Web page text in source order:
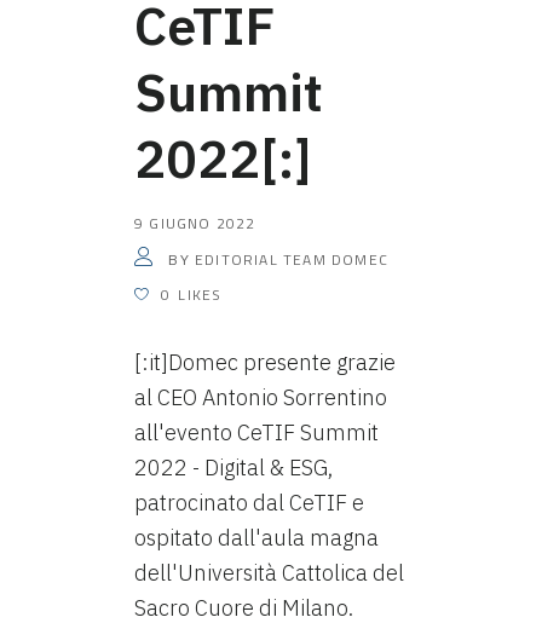
CeTIF
Summit
2022[:]
9 GIUGNO 2022
BY EDITORIAL TEAM DOMEC
0 LIKES
[:it]Domec presente grazie
al CEO Antonio Sorrentino
all'evento CeTIF Summit
2022 - Digital & ESG,
patrocinato dal CeTIF e
ospitato dall'aula magna
dell'Università Cattolica del
Sacro Cuore di Milano.